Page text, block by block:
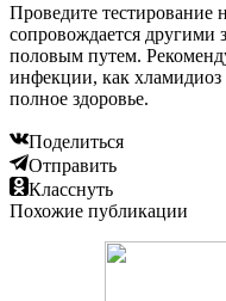
Проведите тестирование
сопровождается
половым путем.
инфекции, как
полное здоровье.
Поделиться
Отправить
Класснуть
Похожие публикации